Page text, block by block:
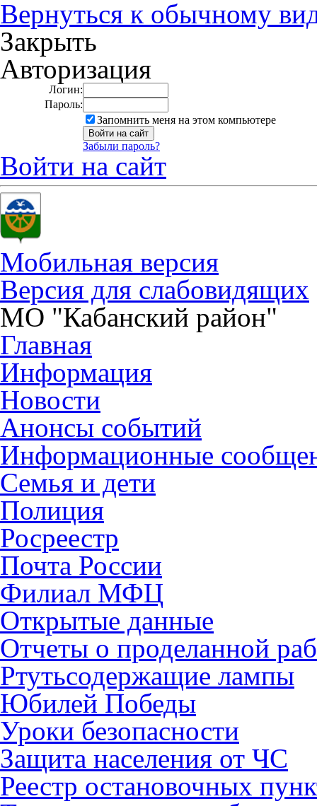
Вернуться к обычному
Закрыть
Авторизация
Логин:
Пароль:
Запомнить меня на этом компьютере
Забыли пароль?
Войти на сайт
Мобильная версия
Версия для слабовидящих
МО "Кабанский район"
Главная
Информация
Новости
Анонсы событий
Информационные
Семья и дети
Полиция
Росреестр
Почта России
Филиал МФЦ
Открытые данные
Отчеты о проделанной
Ртутьсодержащие лампы
Юбилей Победы
Уроки безопасности
Защита населения от ЧС
Реестр остановочных